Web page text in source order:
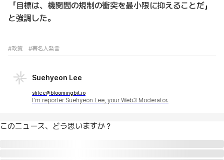
「目標は、機関間の規制の衝突を最小限に抑えることだ」
と強調した。
#政策 #著名人発言
Suehyeon Lee
shlee@bloomingbit.io
I'm reporter Suehyeon Lee, your Web3 Moderator.
このニュース、どう思いますか？